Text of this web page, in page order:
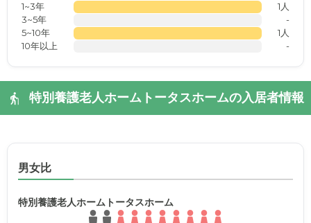
1~3年
1人
3~5年
-
5~10年
1人
10年以上
-
特別養護老人ホームトータスホームの入居者情報
男女比
特別養護老人ホームトータスホーム